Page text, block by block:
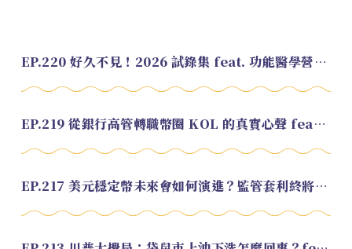
EP.220 好久不見！2026 試錄集 feat. 功能醫學營養師 美寶
EP.219 從銀行高管轉職幣圈 KOL 的真實心聲 feat.龜大
EP.217 美元穩定幣未來會如何演進？監管套利終將收斂？feat. 研究員 余哲安